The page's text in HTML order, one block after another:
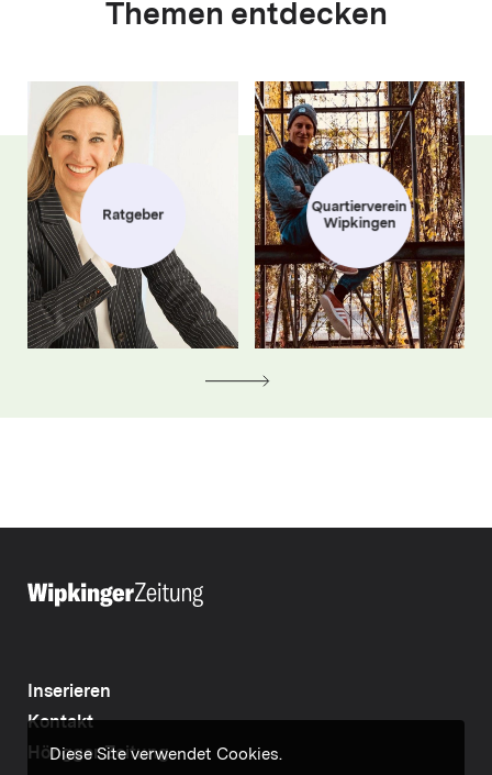
Themen entdecken
Ratgeber
Quartierverein
Wipkingen
Inserieren
Kontakt
Höngger Zeitung
Diese Site verwendet Cookies.